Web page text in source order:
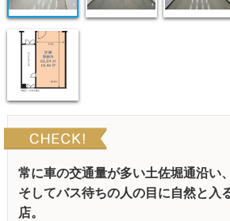
常に車の交通量が多い土佐堀通沿い、
そしてバス待ちの人の目に自然と入
店。